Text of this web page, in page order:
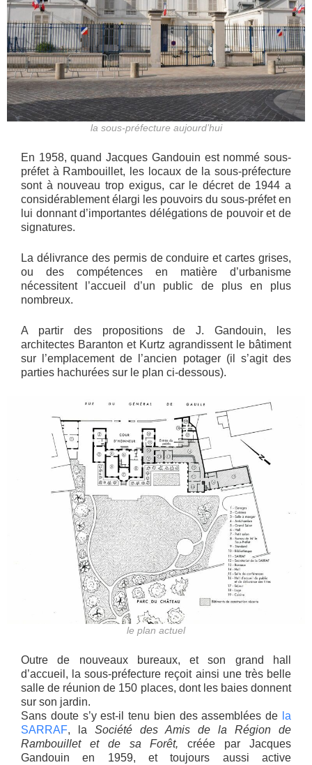
la sous-préfecture aujourd’hui
En 1958, quand Jacques Gandouin est nommé sous-
préfet à Rambouillet, les locaux de la sous-préfecture
sont à nouveau trop exigus, car le décret de 1944 a
considérablement élargi les pouvoirs du sous-préfet en
lui donnant d’importantes délégations de pouvoir et de
signatures.
La délivrance des permis de conduire et cartes grises,
ou des compétences en matière d’urbanisme
nécessitent l’accueil d’un public de plus en plus
nombreux.
A partir des propositions de J. Gandouin, les
architectes Baranton et Kurtz agrandissent le bâtiment
sur l’emplacement de l’ancien potager (il s’agit des
parties hachurées sur le plan ci-dessous).
le plan actuel
Outre de nouveaux bureaux, et son grand hall
d’accueil, la sous-préfecture reçoit ainsi une très belle
salle de réunion de 150 places, dont les baies donnent
sur son jardin.
Sans doute s’y est-il tenu bien des assemblées de la
SARRAF, la Société des Amis de la Région de
Rambouillet et de sa Forêt, créée par Jacques
Gandouin en 1959, et toujours aussi active